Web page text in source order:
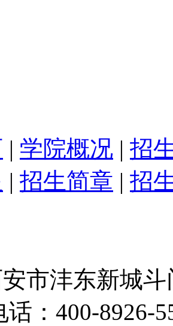
| 学院概况 | 招
| 招生简章 | 招
市沣东新城
：400-8926-